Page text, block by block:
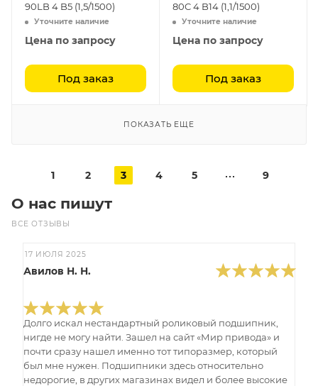
90LB 4 B5 (1,5/1500)
Уточните наличие
Цена по запросу
Под заказ
80C 4 B14 (1,1/1500)
Уточните наличие
Цена по запросу
Под заказ
ПОКАЗАТЬ ЕЩЕ
1 2 3 4 5 9
О нас пишут
ВСЕ ОТЗЫВЫ
17 ИЮЛЯ 2025
Авилов Н. Н.
Долго искал нестандартный роликовый подшипник,
нигде не могу найти. Зашел на сайт «Мир привода» и
почти сразу нашел именно тот типоразмер, который
был мне нужен. Подшипники здесь относительно
недорогие, в других магазинах видел и более высокие